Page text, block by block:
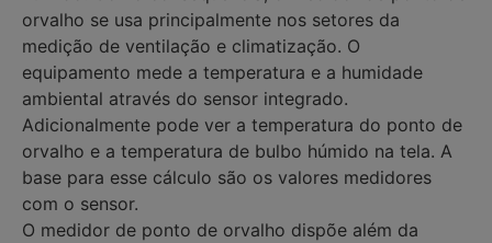
orvalho se usa principalmente nos setores da
medição de ventilação e climatização. O
equipamento mede a temperatura e a humidade
ambiental através do sensor integrado.
Adicionalmente pode ver a temperatura do ponto de
orvalho e a temperatura de bulbo húmido na tela. A
base para esse cálculo são os valores medidores
com o sensor.
O medidor de ponto de orvalho dispõe além da